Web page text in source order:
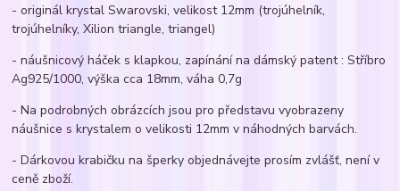
- originál krystal Swarovski, velikost 12mm (trojúhelník,
trojúhelníky, Xilion triangle, triangel)
- náušnicový háček s klapkou, zapínání na dámský patent : Stříbro
Ag925/1000, výška cca 18mm, váha 0,7g
- Na podrobných obrázcích jsou pro představu vyobrazeny
náušnice s krystalem o velikosti 12mm v náhodných barvách.
- Dárkovou krabičku na šperky objednávejte prosím zvlášť, není v
ceně zboží.